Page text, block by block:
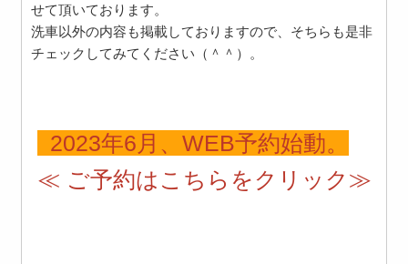
せて頂いております。
洗車以外の内容も掲載しておりますので、そちらも是非
チェックしてみてください（＾＾）。
2023年6月、WEB予約始動。
≪ ご予約はこちらをクリック≫